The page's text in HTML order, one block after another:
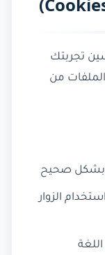
تجربتك
من
بشكل صحيح
الزوار